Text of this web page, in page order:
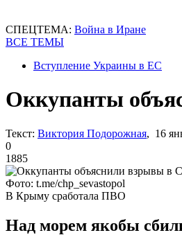
СПЕЦТЕМА: Война в Иране
ВСЕ ТЕМЫ
Вступление Украины в ЕС
Оккупанты
Текст: Виктория Подорожная, 16
0
1885
Фото: t.me/chp_sevastopol
В Крыму сработала ПВО
Над морем якобы